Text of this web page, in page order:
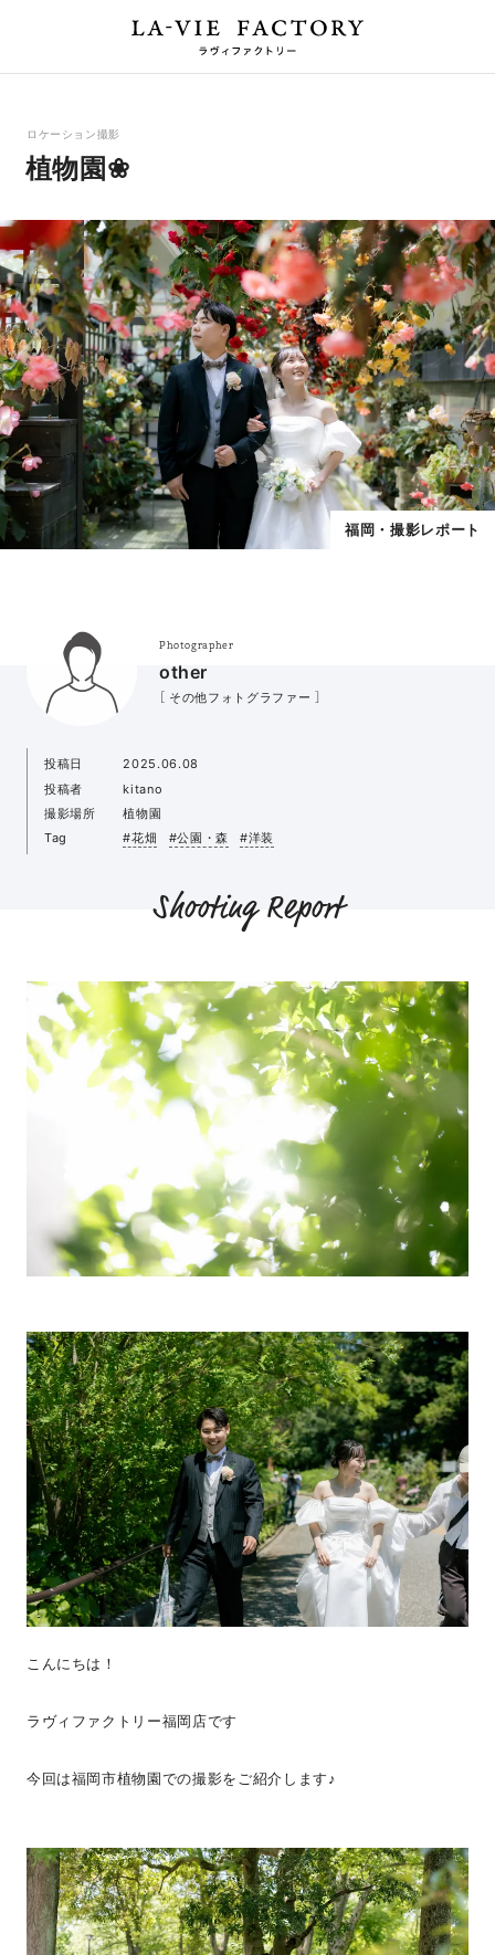
ロケーション撮影
植物園❀
福岡・撮影レポート
Photographer
other
［ その他フォトグラファー ］
投稿日
2025.06.08
投稿者
kitano
撮影場所
植物園
Tag
#花畑 #公園・森 #洋装
Shooting Report
こんにちは！
ラヴィファクトリー福岡店です
今回は福岡市植物園での撮影をご紹介します♪